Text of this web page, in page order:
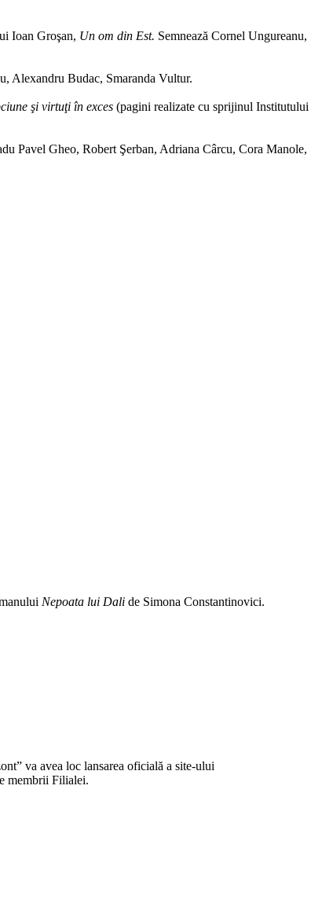
Ioan Groşan, Un om din Est. Semnează Cornel Ungureanu,
Alexandru Budac, Smaranda Vultur.
şi virtuţi în exces (pagini realizate cu sprijinul Institutului
Pavel Gheo, Robert Şerban, Adriana Cârcu, Cora Manole,
Nepoata lui Dali de Simona Constantinovici.
va avea loc lansarea oficială a site-ului
membrii Filialei.